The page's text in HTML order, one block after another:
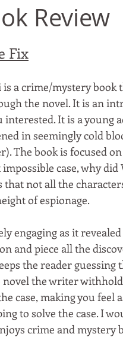
Review
Fix
is a crime/mystery
the novel. It is an
interested. It is a
in seemingly cold
The book is focused
case, why
not all the
of espionage.
engaging as it
and piece all the
the reader
novel the writer
case, making you
to solve the case. I
crime and